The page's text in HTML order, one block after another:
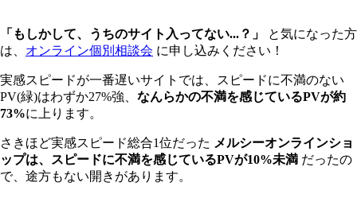
「もしかして、うちのサイト入ってない...？」
と気になった方
は、 オンライン個別相談会 に申し込みください！
実感スピードが一番遅いサイトでは、スピードに不満のない
PV(緑)はわずか27%強、 なんらかの不満を感じているPVが約
73%に上ります。
さきほど実感スピード総合1位だった メルシーオンラインショ
ップは、スピードに不満を感じているPVが10%未満 だったの
で、途方もない開きがあります。